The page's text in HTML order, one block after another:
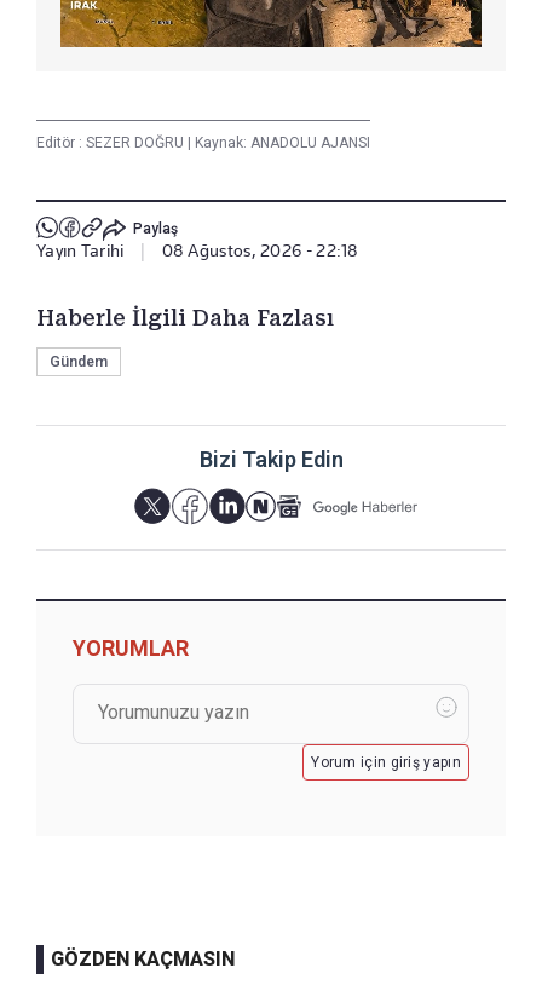
Editör : SEZER DOĞRU | Kaynak: ANADOLU AJANSI
Paylaş
Yayın Tarihi 08 Ağustos, 2026 - 22:18
Haberle İlgili Daha Fazlası
Gündem
Bizi Takip Edin
YORUMLAR
Yorum için giriş yapın
GÖZDEN KAÇMASIN